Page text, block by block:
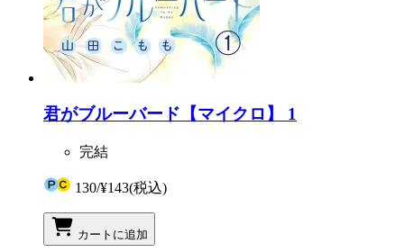
君がブルーバード【マイクロ】 1
完結
130/¥143(税込)
カートに追加